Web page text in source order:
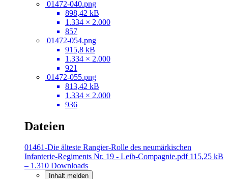
01472-040.png
898,42 kB
1.334 × 2.000
857
01472-054.png
915,8 kB
1.334 × 2.000
921
01472-055.png
813,42 kB
1.334 × 2.000
936
Dateien
01461-Die älteste Rangier-Rolle des neumärkischen
Infanterie-Regiments Nr. 19 - Leib-Compagnie.pdf 115,25 kB
– 1.310 Downloads
Inhalt melden